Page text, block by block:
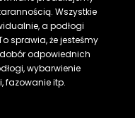
Wszystkie
a podłogi
sprawia, że jesteśmy
odpowiednich
wybarwienie
fazowanie itp.